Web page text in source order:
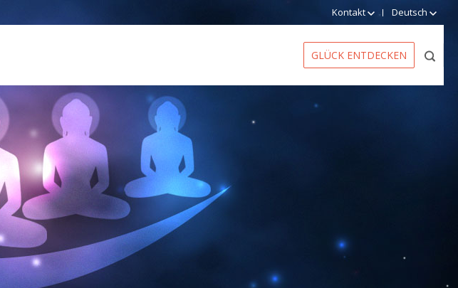
Kontakt Deutsch
GLÜCK ENTDECKEN